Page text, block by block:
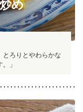
め
とろりとやわらかな
」